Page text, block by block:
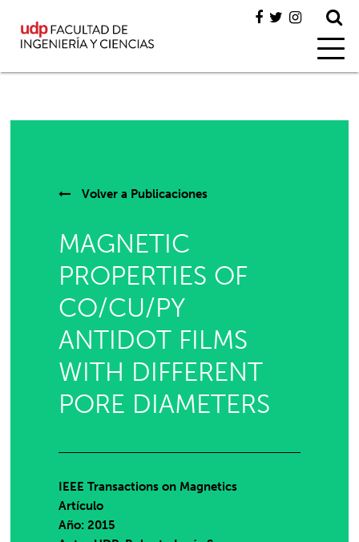
Volver a Publicaciones
MAGNETIC
PROPERTIES OF
CO/CU/PY
ANTIDOT FILMS
WITH DIFFERENT
PORE DIAMETERS
IEEE Transactions on Magnetics
Artículo
Año: 2015